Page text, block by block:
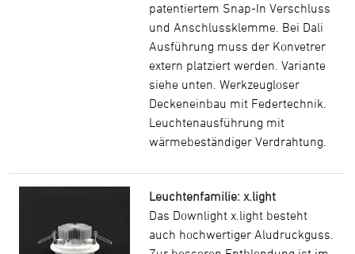
patentiertem Snap-In Verschluss
und Anschlussklemme. Bei Dali
Ausführung muss der Konvetrer
extern platziert werden. Variante
siehe unten. Werkzeugloser
Deckeneinbau mit Federtechnik.
Leuchtenausführung mit
wärmebeständiger Verdrahtung.
Leuchtenfamilie: x.light
Das Downlight x.light besteht
auch hochwertiger Aludruckguss.